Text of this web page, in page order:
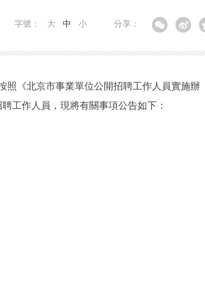
分享：
字號： 大 中 小
《北京市事業單位公開招聘工作人員實施辦
工作人員，現將有關事項公告如下：